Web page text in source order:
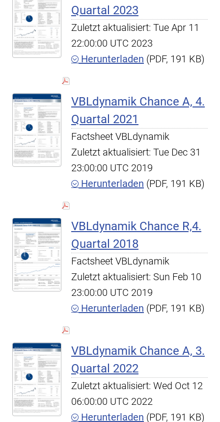
Quartal 2023
Zuletzt aktualisiert: Tue Apr 11
22:00:00 UTC 2023
Herunterladen (PDF, 191 KB)
VBLdynamik Chance A, 4.
Quartal 2021
Factsheet VBLdynamik
Zuletzt aktualisiert: Tue Dec 31
23:00:00 UTC 2019
Herunterladen (PDF, 191 KB)
VBLdynamik Chance R,4.
Quartal 2018
Factsheet VBLdynamik
Zuletzt aktualisiert: Sun Feb 10
23:00:00 UTC 2019
Herunterladen (PDF, 191 KB)
VBLdynamik Chance A, 3.
Quartal 2022
Zuletzt aktualisiert: Wed Oct 12
06:00:00 UTC 2022
Herunterladen (PDF, 191 KB)